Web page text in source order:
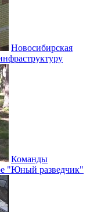
Новосибирская
Команды
"Юный разведчик"